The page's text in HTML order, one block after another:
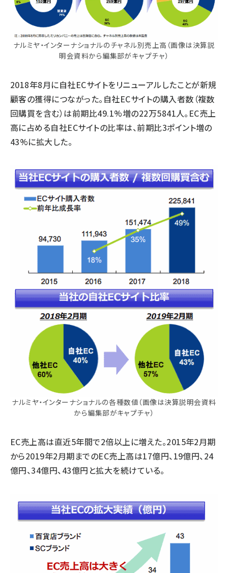
ナルミヤ・インターナショナルのチャネル別売上高（画像は決算説
明会資料から編集部がキャプチャ）
2018年8月に自社ECサイトをリニューアルしたことが新規
顧客の獲得につながった。自社ECサイトの購入者数（複数
回購買を含む）は前期比49.1%増の22万5841人。EC売上
高に占める自社ECサイトの比率は、前期比3ポイント増の
43%に拡大した。
ナルミヤ・インターナショナルの各種数値（画像は決算説明会資料
から編集部がキャプチャ）
EC売上高は直近5年間で2倍以上に増えた。2015年2月期
から2019年2月期までのEC売上高は17億円、19億円、24
億円、34億円、43億円と拡大を続けている。